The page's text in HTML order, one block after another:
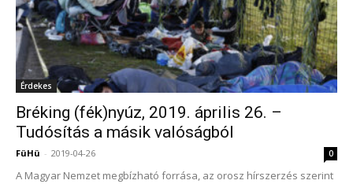
Érdekes
Bréking (fék)nyúz, 2019. április 26. –
Tudósítás a másik valóságból
FüHü - 2019-04-26 0
A Magyar Nemzet megbízható forrása, az orosz hírszerzés szerint